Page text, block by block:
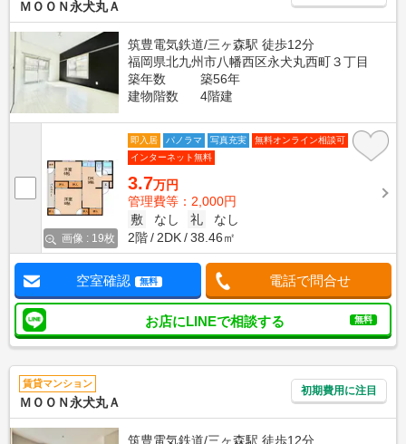
ＭＯＯＮ永犬丸Ａ
筑豊電気鉄道/三ヶ森駅 徒歩12分
福岡県北九州市八幡西区永犬丸西町３丁目
築年数
築56年
建物階数
4階建
画像 : 19枚
即入居 パノラマ 写真充実
無料オンライン相談可
インターネット無料
3.7万円
管理費等：2,000円
敷
なし 礼
なし
2階
2DK 38.46㎡
空室確認 無料 電話で問合せ
お店にLINEで相談する 無料
賃貸マンション
ＭＯＯＮ永犬丸Ａ
初期費用に注目
筑豊電気鉄道/三ヶ森駅 徒歩12分